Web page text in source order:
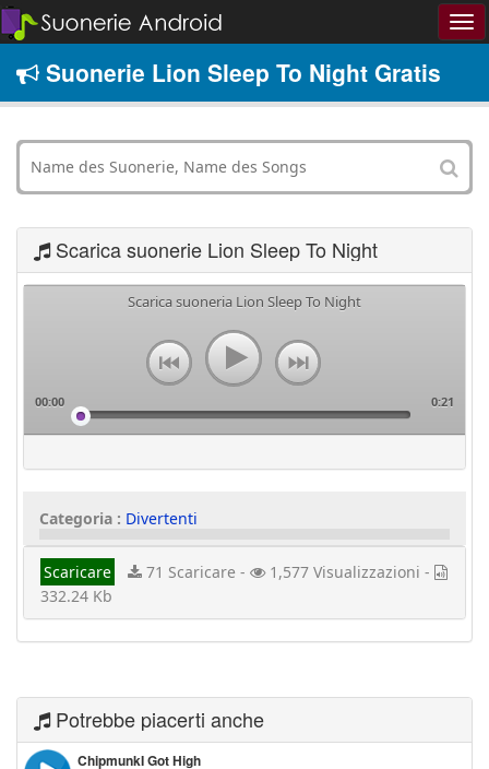
Suonerie Lion Sleep To Night Gratis
Scarica suonerie Lion Sleep To Night
Scarica suoneria Lion Sleep To Night
00:00 0:21
Categoria : Divertenti
Scaricare 71 Scaricare -
1,577 Visualizzazioni -
332.24 Kb
Potrebbe piacerti anche
ChipmunkI Got High